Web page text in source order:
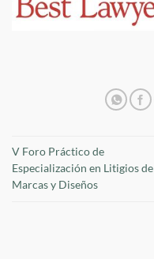
V Foro Práctico de
Especialización en Litigios de
Marcas y Diseños